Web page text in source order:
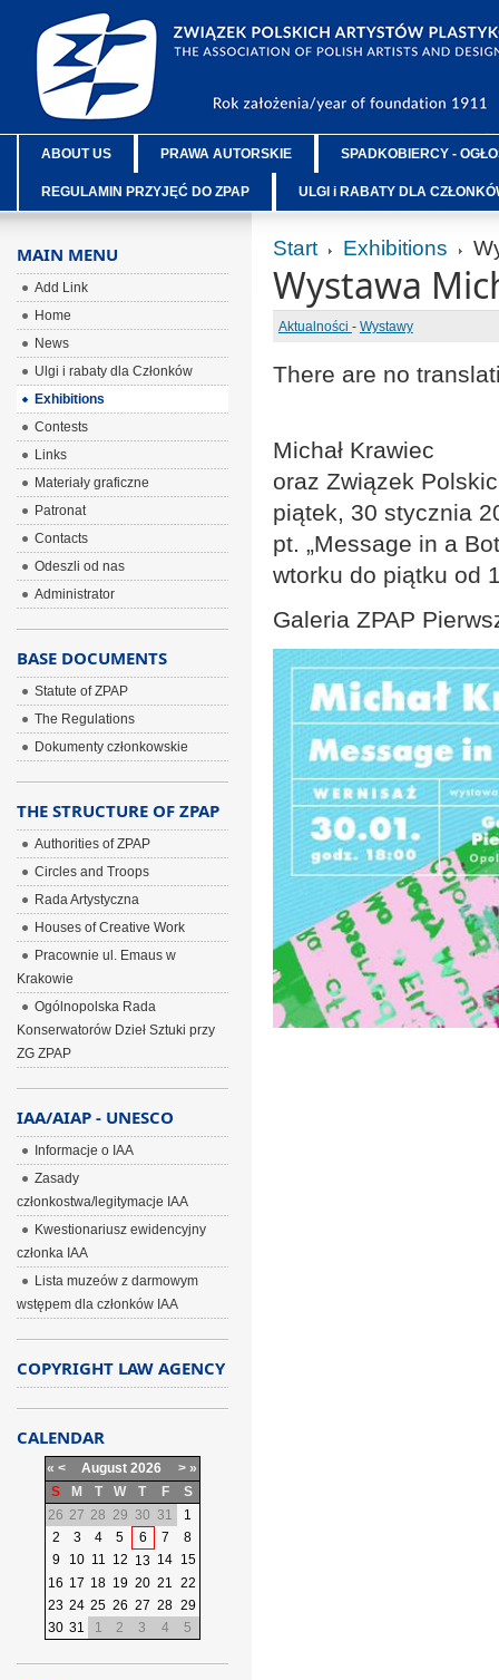
ABOUT US PRAWA AUTORSKIE SPADKOBIERCY -
REGULAMIN PRZYJĘĆ DO ZPAP ULGI i RABATY DLA
Start Exhibitions
Wystawa
Aktualności - Wystawy
There are no
Michał Krawiec
oraz Związek
piątek, 30 stycznia
pt. „Message in a
wtorku do piątku od
Galeria ZPAP
MAIN MENU
Add Link
Home
News
Ulgi i rabaty dla Członków
Exhibitions
Contests
Links
Materiały graficzne
Patronat
Contacts
Odeszli od nas
Administrator
BASE DOCUMENTS
Statute of ZPAP
The Regulations
Dokumenty członkowskie
THE STRUCTURE OF ZPAP
Authorities of ZPAP
Circles and Troops
Rada Artystyczna
Houses of Creative Work
Pracownie ul. Emaus w
Krakowie
Ogólnopolska Rada
Konserwatorów Dzieł Sztuki przy
ZG ZPAP
IAA/AIAP - UNESCO
Informacje o IAA
Zasady
członkostwa/legitymacje IAA
Kwestionariusz ewidencyjny
członka IAA
Lista muzeów z darmowym
wstępem dla członków IAA
COPYRIGHT LAW AGENCY
CALENDAR
« < August 2026 > »
S
M T W T F
S
26 27 28 29 30 31
1
2
3 4 5 6 7
8
9
10 11 12 13 14 15
16 17 18 19 20 21 22
23 24 25 26 27 28 29
30 31 1 2 3 4 5